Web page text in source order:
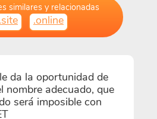
similares y relacionadas
.site .online
da la oportunidad de
nombre adecuado, que
será imposible con